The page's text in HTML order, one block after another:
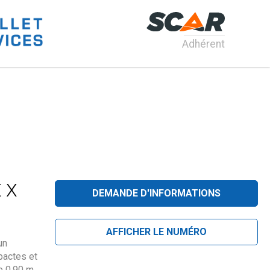
Adhérent
X
et
DEMANDE D'INFORMATIONS
AFFICHER LE NUMÉRO